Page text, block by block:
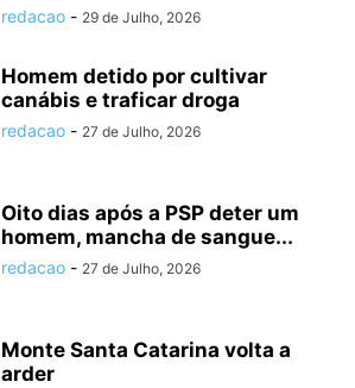
redacao - 29 de Julho, 2026
Homem detido por cultivar
canábis e traficar droga
redacao - 27 de Julho, 2026
Oito dias após a PSP deter um
homem, mancha de sangue...
redacao - 27 de Julho, 2026
Monte Santa Catarina volta a
arder